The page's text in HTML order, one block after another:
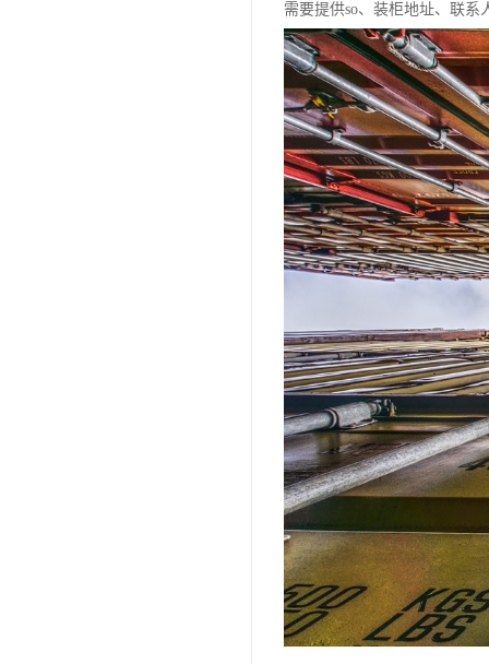
需要提供so、装柜地址、联